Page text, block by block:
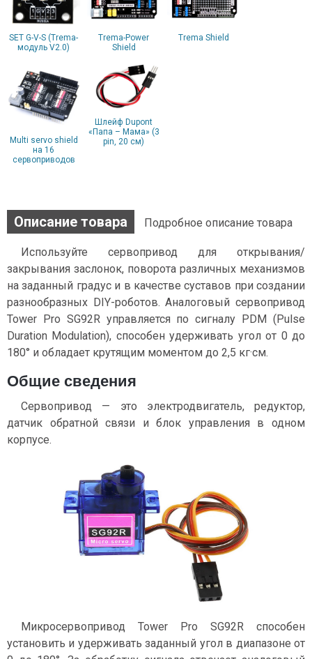
SET G-V-S (Trema-
модуль V2.0)
Trema-Power
Shield
Trema Shield
Multi servo shield
на 16
сервоприводов
Шлейф Dupont
«Папа – Мама» (3
pin, 20 см)
Описание товара Подробное описание товара
Используйте сервопривод для открывания/
закрывания заслонок, поворота различных механизмов
на заданный градус и в качестве суставов при создании
разнообразных DIY-роботов. Аналоговый сервопривод
Tower Pro SG92R управляется по сигналу PDM (Pulse
Duration Modulation), способен удерживать угол от 0 до
180° и обладает крутящим моментом до 2,5 кг·см.
Общие сведения
Сервопривод — это электродвигатель, редуктор,
датчик обратной связи и блок управления в одном
корпусе.
Микросервопривод Tower Pro SG92R способен
установить и удерживать заданный угол в диапазоне от